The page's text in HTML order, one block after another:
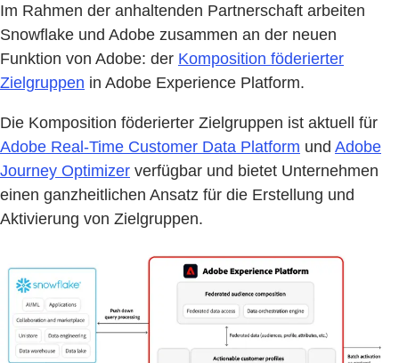
Im Rahmen der anhaltenden Partnerschaft arbeiten
Snowflake und Adobe zusammen an der neuen
Funktion von Adobe: der Komposition föderierter
Zielgruppen in Adobe Experience Platform.
Die Komposition föderierter Zielgruppen ist aktuell für
Adobe Real-Time Customer Data Platform und Adobe
Journey Optimizer verfügbar und bietet Unternehmen
einen ganzheitlichen Ansatz für die Erstellung und
Aktivierung von Zielgruppen.